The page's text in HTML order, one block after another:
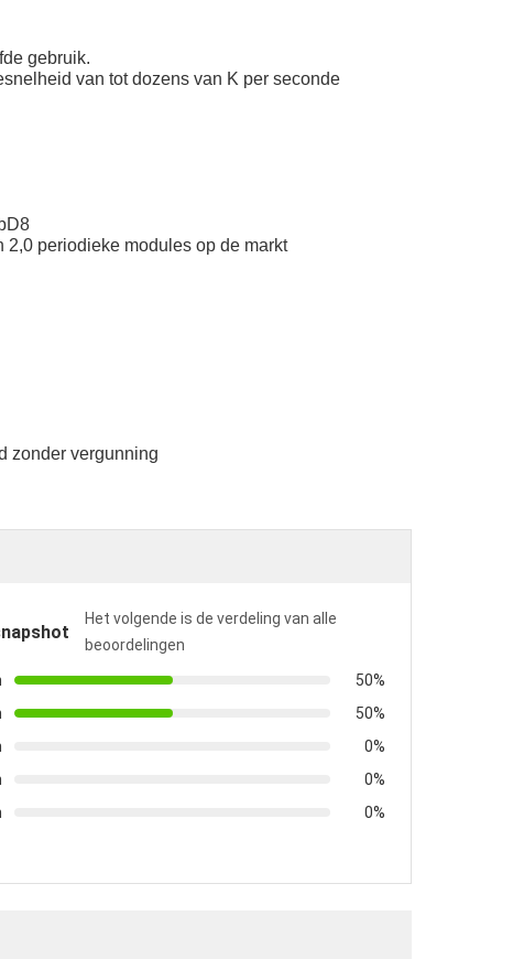
gebruik.
van tot dozens van K per seconde
periodieke modules op de markt
zonder vergunning
Het volgende is de verdeling van alle
beoordelingen
50%
50%
0%
0%
0%